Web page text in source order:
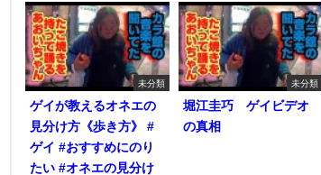
未分類
ゲイが教えるオネエの
見分け方《歩き方》 #
ゲイ #おすすめにのり
たい #オネエの見分け
未分類
堀江圭巧 ゲイビデオ
の真相